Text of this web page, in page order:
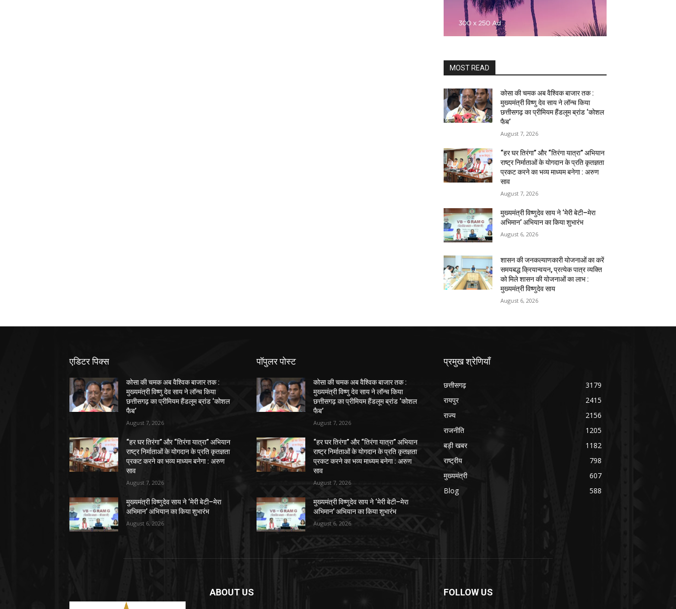
MOST READ
कोसा की चमक अब वैश्विक बाजार तक :
मुख्यमंत्री विष्णु देव साय ने लॉन्च किया
छत्तीसगढ़ का प्रीमियम हैंडलूम ब्रांड ‘कोशल
फैब’
August 7, 2026
“हर घर तिरंगा” और “तिरंगा यात्रा” अभियान
राष्ट्र निर्माताओं के योगदान के प्रति कृतज्ञता
प्रकट करने का भव्य माध्यम बनेगा : अरुण
साव
August 7, 2026
मुख्यमंत्री विष्णुदेव साय ने ‘मेरी बेटी–मेरा
अभिमान’ अभियान का किया शुभारंभ
August 6, 2026
शासन की जनकल्याणकारी योजनाओं का करें
समयबद्ध क्रियान्वयन, प्रत्येक पात्र व्यक्ति
को मिले शासन की योजनाओं का लाभ :
मुख्यमंत्री विष्णुदेव साय
August 6, 2026
एडिटर पिक्स
कोसा की चमक अब वैश्विक बाजार तक :
मुख्यमंत्री विष्णु देव साय ने लॉन्च किया
छत्तीसगढ़ का प्रीमियम हैंडलूम ब्रांड ‘कोशल
फैब’
August 7, 2026
“हर घर तिरंगा” और “तिरंगा यात्रा” अभियान
राष्ट्र निर्माताओं के योगदान के प्रति कृतज्ञता
प्रकट करने का भव्य माध्यम बनेगा : अरुण
साव
August 7, 2026
मुख्यमंत्री विष्णुदेव साय ने ‘मेरी बेटी–मेरा
अभिमान’ अभियान का किया शुभारंभ
August 6, 2026
पॉपुलर पोस्ट
कोसा की चमक अब वैश्विक बाजार तक :
मुख्यमंत्री विष्णु देव साय ने लॉन्च किया
छत्तीसगढ़ का प्रीमियम हैंडलूम ब्रांड ‘कोशल
फैब’
August 7, 2026
“हर घर तिरंगा” और “तिरंगा यात्रा” अभियान
राष्ट्र निर्माताओं के योगदान के प्रति कृतज्ञता
प्रकट करने का भव्य माध्यम बनेगा : अरुण
साव
August 7, 2026
मुख्यमंत्री विष्णुदेव साय ने ‘मेरी बेटी–मेरा
अभिमान’ अभियान का किया शुभारंभ
August 6, 2026
प्रमुख श्रेणियाँ
छत्तीसगढ़
3179
रायपुर
2415
राज्य
2156
राजनीति
1205
बड़ी खबर
1182
राष्ट्रीय
798
मुख्यमंत्री
607
Blog
588
ABOUT US FOLLOW US